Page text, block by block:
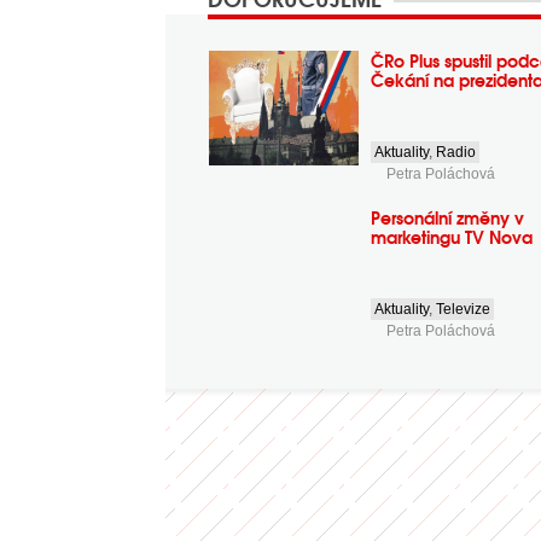
ČRo Plus spustil
Čekání na
Aktuality, Radio
Petra Poláchová
Personální změny v
marketingu TV Nova
Aktuality,Televize
Petra Poláchová